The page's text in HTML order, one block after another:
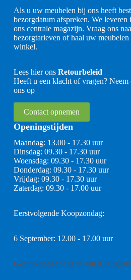
Als u uw meubelen bij ons heeft
bezorgdatum afspreken. We
ons centrale magazijn. Vraag ons
bezorgtarieven of haal uw
winkel.
Lees hier ons Retourbeleid
Heeft u een klacht of vragen? Neem
ons op
Contact opnemen
Openingstijden
Maandag: 13.00 - 17.30 uur
Dinsdag: 09.30 - 17.30 uur
Woensdag: 09.30 - 17.30 uur
Donderdag: 09.30 - 17.30 uur
Vrijdag: 09.30 - 17.30 uur
Zaterdag: 09.30 - 17.00 uur
Eerstvolgende Koopzondag:
6 September: 12.00 - 17.00 uur
Geen Koopzondag in Juli &